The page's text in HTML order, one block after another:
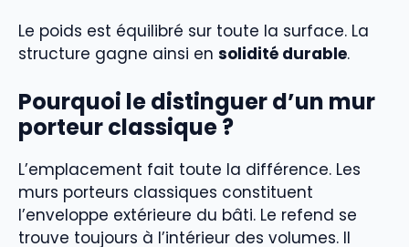
Le poids est équilibré sur toute la surface. La
structure gagne ainsi en solidité durable.
Pourquoi le distinguer d’un mur
porteur classique ?
L’emplacement fait toute la différence. Les
murs porteurs classiques constituent
l’enveloppe extérieure du bâti. Le refend se
trouve toujours à l’intérieur des volumes. Il